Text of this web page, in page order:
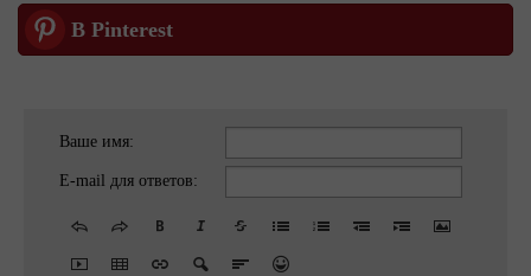
В Pinterest
Ваше имя:
E-mail для ответов: